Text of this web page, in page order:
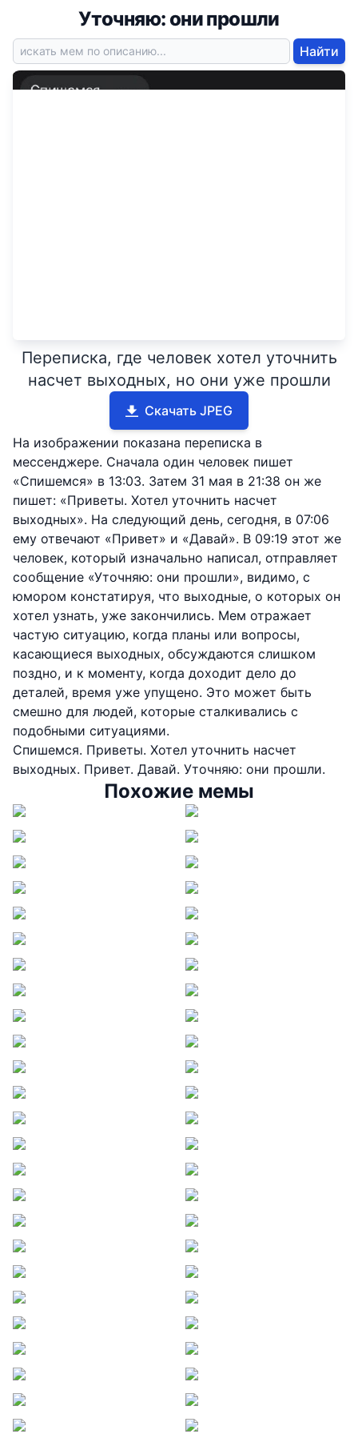
Уточняю: они прошли
Найти
Переписка, где человек хотел уточнить
насчет выходных, но они уже прошли
Скачать JPEG
На изображении показана переписка в
мессенджере. Сначала один человек пишет
«Спишемся» в 13:03. Затем 31 мая в 21:38 он же
пишет: «Приветы. Хотел уточнить насчет
выходных». На следующий день, сегодня, в 07:06
ему отвечают «Привет» и «Давай». В 09:19 этот же
человек, который изначально написал, отправляет
сообщение «Уточняю: они прошли», видимо, с
юмором констатируя, что выходные, о которых он
хотел узнать, уже закончились. Мем отражает
частую ситуацию, когда планы или вопросы,
касающиеся выходных, обсуждаются слишком
поздно, и к моменту, когда доходит дело до
деталей, время уже упущено. Это может быть
смешно для людей, которые сталкивались с
подобными ситуациями.
Спишемся. Приветы. Хотел уточнить насчет
выходных. Привет. Давай. Уточняю: они прошли.
Похожие мемы